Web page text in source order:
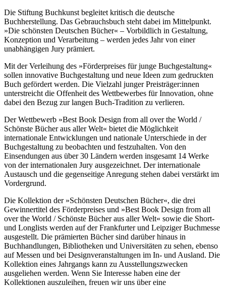
Die Stiftung Buchkunst begleitet kritisch die deutsche
Buchherstellung. Das Gebrauchsbuch steht dabei im Mittelpunkt.
»Die schönsten Deutschen Bücher« – Vorbildlich in Gestaltung,
Konzeption und Verarbeitung – werden jedes Jahr von einer
unabhängigen Jury prämiert.
Mit der Verleihung des »Förderpreises für junge Buchgestaltung«
sollen innovative Buchgestaltung und neue Ideen zum gedruckten
Buch gefördert werden. Die Vielzahl junger Preisträger:innen
unterstreicht die Offenheit des Wettbewerbes für Innovation, ohne
dabei den Bezug zur langen Buch-Tradition zu verlieren.
Der Wettbewerb »Best Book Design from all over the World /
Schönste Bücher aus aller Welt« bietet die Möglichkeit
internationale Entwicklungen und nationale Unterschiede in der
Buchgestaltung zu beobachten und festzuhalten. Von den
Einsendungen aus über 30 Ländern werden insgesamt 14 Werke
von der internationalen Jury ausgezeichnet. Der internationale
Austausch und die gegenseitige Anregung stehen dabei verstärkt im
Vordergrund.
Die Kollektion der »Schönsten Deutschen Bücher«, die drei
Gewinnertitel des Förderpreises und »Best Book Design from all
over the World / Schönste Bücher aus aller Welt« sowie die Short-
und Longlists werden auf der Frankfurter und Leipziger Buchmesse
ausgestellt. Die prämierten Bücher sind darüber hinaus in
Buchhandlungen, Bibliotheken und Universitäten zu sehen, ebenso
auf Messen und bei Designveranstaltungen im In- und Ausland. Die
Kollektion eines Jahrgangs kann zu Ausstellungszwecken
ausgeliehen werden. Wenn Sie Interesse haben eine der
Kollektionen auszuleihen, freuen wir uns über eine